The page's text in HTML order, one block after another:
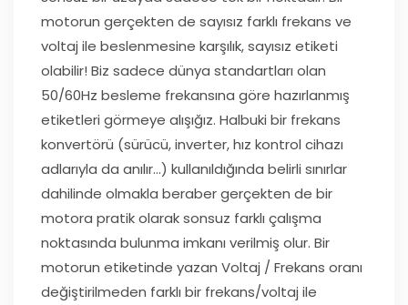
motorun gerçekten de sayısız farklı frekans ve
voltaj ile beslenmesine karşılık, sayısız etiketi
olabilir! Biz sadece dünya standartları olan
50/60Hz besleme frekansına göre hazırlanmış
etiketleri görmeye alışığız. Halbuki bir frekans
konvertörü (sürücü, inverter, hız kontrol cihazı
adlarıyla da anılır…) kullanıldığında belirli sınırlar
dahilinde olmakla beraber gerçekten de bir
motora pratik olarak sonsuz farklı çalışma
noktasında bulunma imkanı verilmiş olur. Bir
motorun etiketinde yazan Voltaj / Frekans oranı
değiştirilmeden farklı bir frekans/voltaj ile